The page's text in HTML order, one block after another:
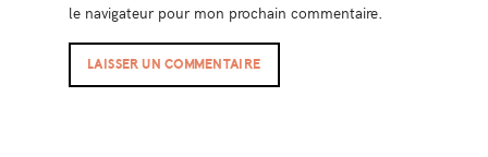
le navigateur pour mon prochain commentaire.